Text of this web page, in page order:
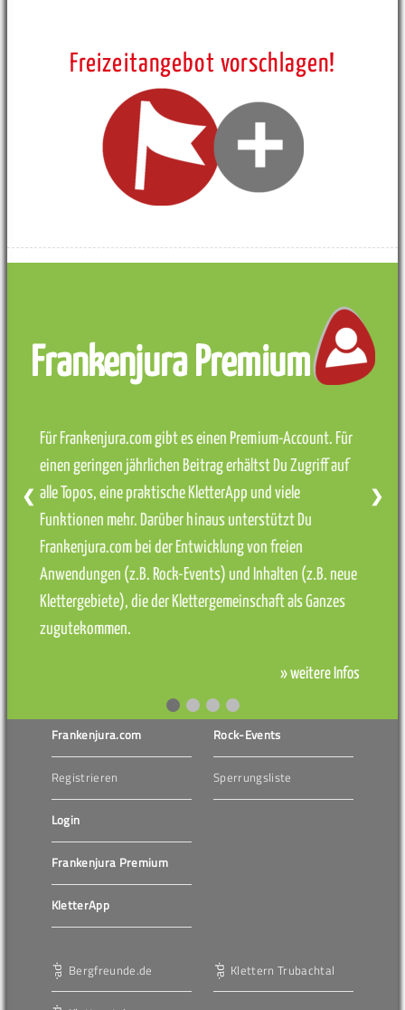
Freizeitangebot vorschlagen!
Frankenjura Premium
Für Frankenjura.com gibt es einen Premium-Account. Für
einen geringen jährlichen Beitrag erhältst Du Zugriff auf
alle Topos, eine praktische KletterApp und viele
Funktionen mehr. Darüber hinaus unterstützt Du
Frankenjura.com bei der Entwicklung von freien
Anwendungen (z.B. Rock-Events) und Inhalten (z.B. neue
Klettergebiete), die der Klettergemeinschaft als Ganzes
zugutekommen.
» weitere Infos
❮ ❯
Frankenjura.com
Registrieren
Login
Frankenjura Premium
KletterApp
Rock-Events
Sperrungsliste
Bergfreunde.de Klettern Trubachtal